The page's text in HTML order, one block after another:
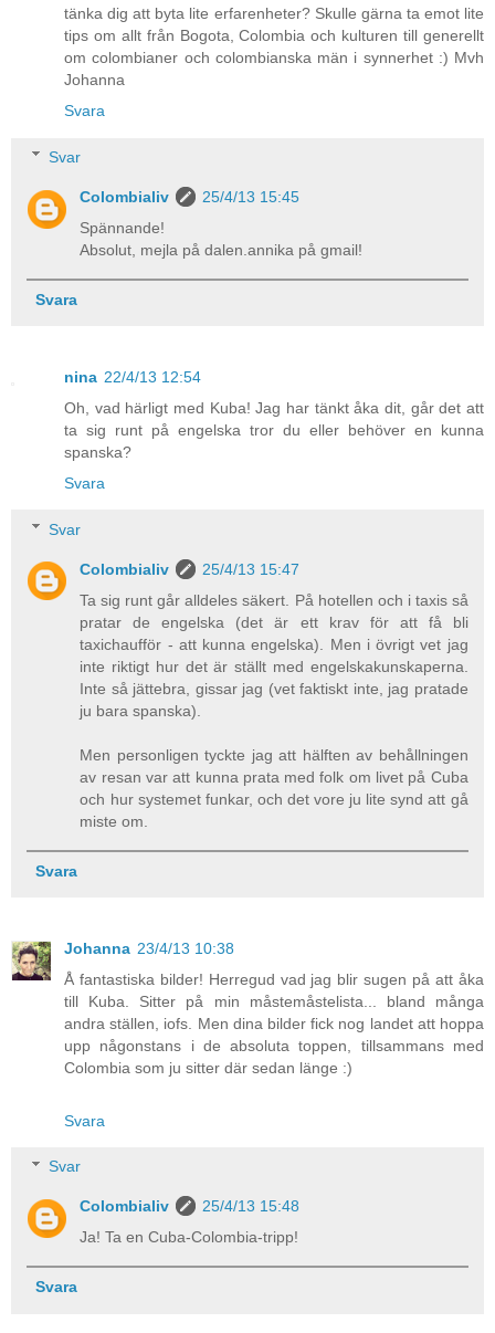
tänka dig att byta lite erfarenheter? Skulle gärna ta emot lite
tips om allt från Bogota, Colombia och kulturen till generellt
om colombianer och colombianska män i synnerhet :) Mvh
Johanna
Svara
Svar
Colombialiv
25/4/13 15:45
Spännande!
Absolut, mejla på dalen.annika på gmail!
Svara
nina 22/4/13 12:54
Oh, vad härligt med Kuba! Jag har tänkt åka dit, går det att
ta sig runt på engelska tror du eller behöver en kunna
spanska?
Svara
Svar
Colombialiv
25/4/13 15:47
Ta sig runt går alldeles säkert. På hotellen och i taxis så
pratar de engelska (det är ett krav för att få bli
taxichaufför - att kunna engelska). Men i övrigt vet jag
inte riktigt hur det är ställt med engelskakunskaperna.
Inte så jättebra, gissar jag (vet faktiskt inte, jag pratade
ju bara spanska).
Men personligen tyckte jag att hälften av behållningen
av resan var att kunna prata med folk om livet på Cuba
och hur systemet funkar, och det vore ju lite synd att gå
miste om.
Svara
Johanna 23/4/13 10:38
Å fantastiska bilder! Herregud vad jag blir sugen på att åka
till Kuba. Sitter på min måstemåstelista... bland många
andra ställen, iofs. Men dina bilder fick nog landet att hoppa
upp någonstans i de absoluta toppen, tillsammans med
Colombia som ju sitter där sedan länge :)
Svara
Svar
Colombialiv
25/4/13 15:48
Ja! Ta en Cuba-Colombia-tripp!
Svara